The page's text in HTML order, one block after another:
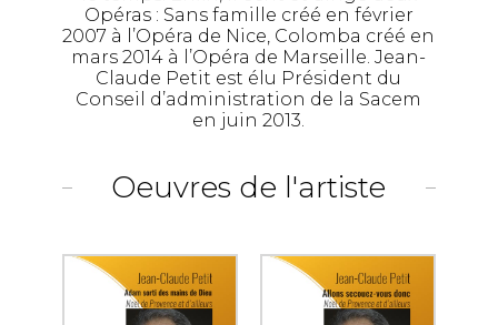
Opéras : Sans famille créé en février
2007 à l’Opéra de Nice, Colomba créé en
mars 2014 à l’Opéra de Marseille. Jean-
Claude Petit est élu Président du
Conseil d’administration de la Sacem
en juin 2013.
Oeuvres de l'artiste